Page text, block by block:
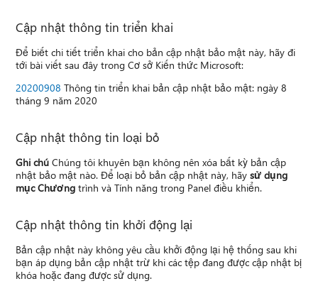
Cập nhật thông tin triển khai
Để biết chi tiết triển khai cho bản cập nhật bảo mật này, hãy đi
tới bài viết sau đây trong Cơ sở Kiến thức Microsoft:
20200908 Thông tin triển khai bản cập nhật bảo mật: ngày 8
tháng 9 năm 2020
Cập nhật thông tin loại bỏ
Ghi chú Chúng tôi khuyên bạn không nên xóa bất kỳ bản cập
nhật bảo mật nào. Để loại bỏ bản cập nhật này, hãysử dụng
mục Chương trình và Tính năng trong Panel điều khiển.
Cập nhật thông tin khởi động lại
Bản cập nhật này không yêu cầu khởi động lại hệ thống sau khi
bạn áp dụng bản cập nhật trừ khi các tệp đang được cập nhật bị
khóa hoặc đang được sử dụng.